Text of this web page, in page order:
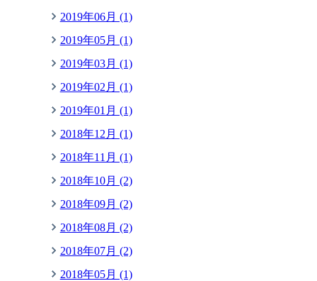
2019年06月 (1)
2019年05月 (1)
2019年03月 (1)
2019年02月 (1)
2019年01月 (1)
2018年12月 (1)
2018年11月 (1)
2018年10月 (2)
2018年09月 (2)
2018年08月 (2)
2018年07月 (2)
2018年05月 (1)